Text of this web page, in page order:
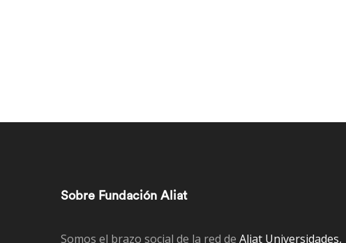
Sobre Fundación Aliat
Somos el brazo social de la red de Aliat Universidades,